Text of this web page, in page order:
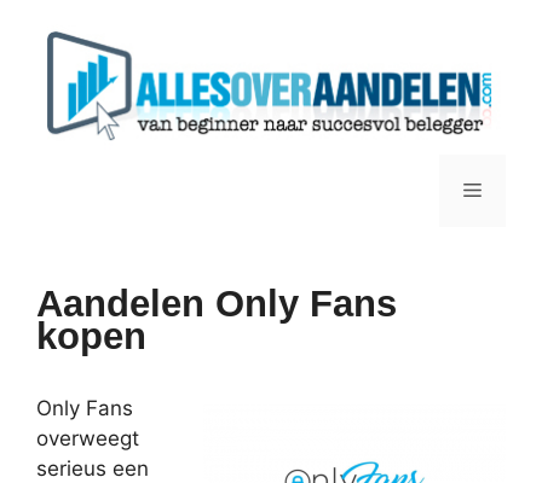
Menu
Aandelen Only Fans
kopen
Only Fans
overweegt
serieus een